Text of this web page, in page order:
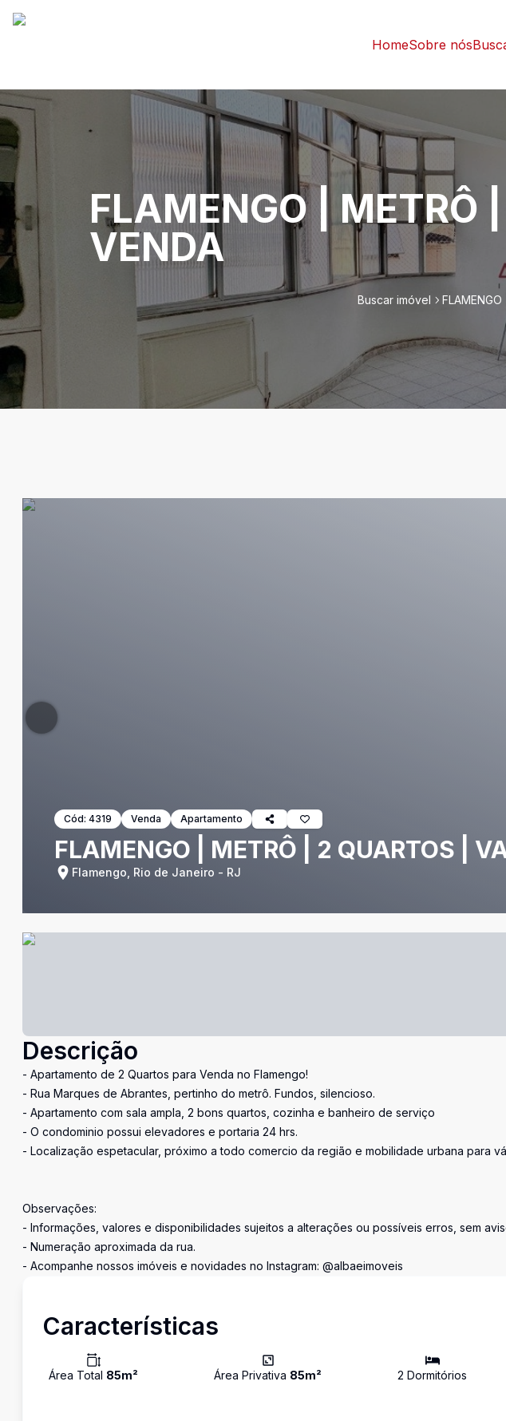
HomeSobre nós
FLAMENGO | METRÔ
VENDA
Buscar imóvel
Cód: 4319 Venda Apartamento
FLAMENGO | METRÔ | 2 QUARTOS |
Flamengo, Rio de Janeiro - RJ
Descrição
- Apartamento de 2 Quartos para Venda no Flamengo!
- Rua Marques de Abrantes, pertinho do metrô. Fundos, silencioso.
- Apartamento com sala ampla, 2 bons quartos, cozinha e banheiro de serviço
- O condominio possui elevadores e portaria 24 hrs.
- Localização espetacular, próximo a todo comercio da região e mobilidade urbana para
Observações:
- Informações, valores e disponibilidades sujeitos a alterações ou possíveis erros, sem
- Numeração aproximada da rua.
- Acompanhe nossos imóveis e novidades no Instagram: @albaeimoveis
Características
Área Total 85m² Área Privativa 85m² 2 Dormitórios